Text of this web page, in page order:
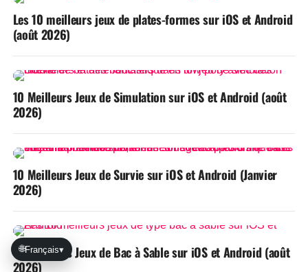
Les 10 meilleurs jeux de plates-formes sur iOS et Android
(août 2026)
10 Meilleurs Jeux de Simulation sur iOS et Android (août
2026)
10 Meilleurs Jeux de Survie sur iOS et Android (Janvier
2026)
10 Meilleurs Jeux de Bac à Sable sur iOS et Android (août
2026)
🌐Français▾